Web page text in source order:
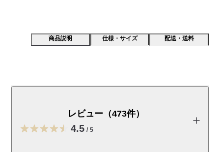
商品説明 仕様・サイズ 配送・送料
を、こどもでも食べやすいキーマ仕立てに。スパイスは
きいていても辛くありません。ナンと一緒に食べるのが
レビュー（473件）
4.5 / 5